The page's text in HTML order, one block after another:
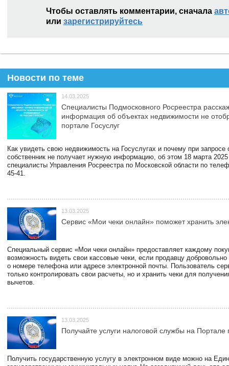
Чтобы оставлять комментарии, сначала
или зарегистрируйтесь
Новости по теме
14.03.2025
Специалисты Подмосковного Росреестра
информация об объектах недвижимости не
портале Госуслуг
Как увидеть свою недвижимость на Госуслугах и почему при запросе
собственник не получает нужную информацию, об этом 18 марта 2025
специалисты Управления Росреестра по Московской области по
45-41.
13.03.2025
Сервис «Мои чеки онлайн» поможет хранить
Специальный сервис «Мои чеки онлайн» предоставляет каждому
возможность видеть свои кассовые чеки, если продавцу
о номере телефона или адресе электронной почты. Пользователь
только контролировать свои расчеты, но и хранить чеки для
вычетов.
13.03.2025
Получайте услуги налоговой службы на Портале
Получить государственную услугу в электронном виде можно на